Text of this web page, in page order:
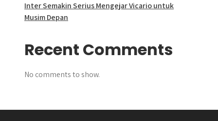
Inter Semakin Serius Mengejar Vicario untuk
Musim Depan
Recent Comments
No comments to show.